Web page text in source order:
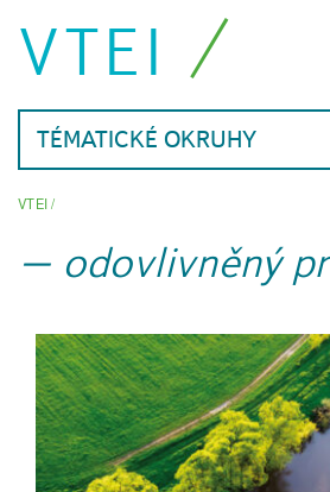
VTEI
TÉMATICKÉ OKRUHY
VTEI/
odovlivněný